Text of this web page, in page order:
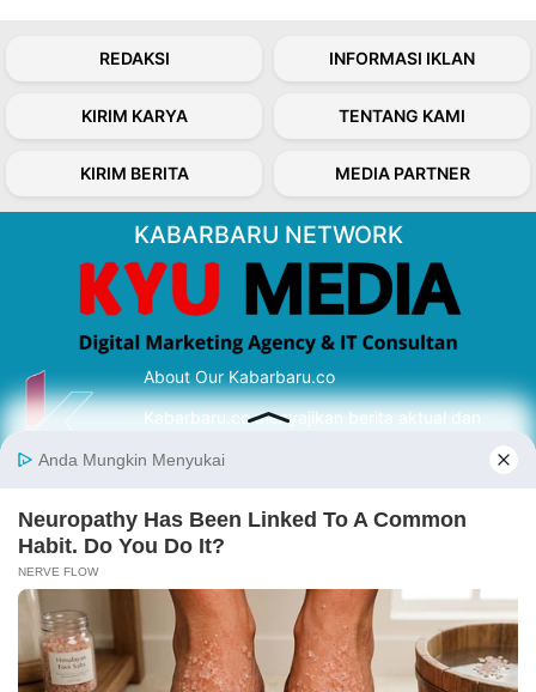
REDAKSI INFORMASI IKLAN
KIRIM KARYA TENTANG KAMI
KIRIM BERITA MEDIA PARTNER
KABARBARU NETWORK
About Our Kabarbaru.co
Kabarbaru.co menyajikan berita aktual dan
serta terverifikasi dari sumber yang tepat.
Follow Kabarbaru